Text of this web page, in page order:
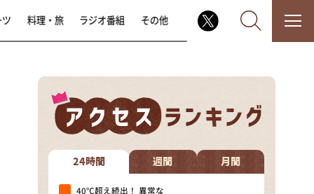
なるみ・岡村の過ぎるTV
相席食堂
料理・旅 ラジオ番組 その他
24時間 週間 月間
40℃超え続出！ 異常な